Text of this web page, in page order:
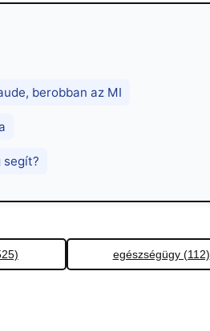
berobban az MI
segít?
egészségügy (112)